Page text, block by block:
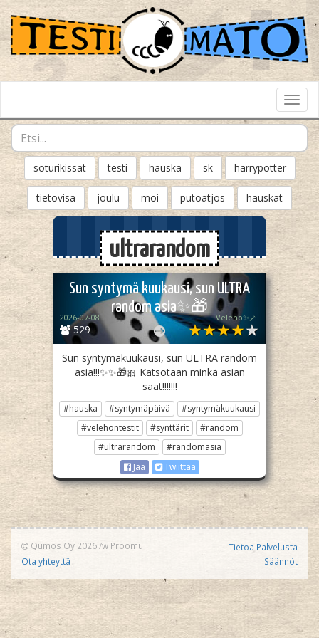
soturikissat testi hauska sk harrypotter
tietovisa joulu moi putoatjos hauskat
ultrarandom
Sun syntymä kuukausi, sun ULTRA
random asia✨🎁
529
2026-07-08 Veleho✨🪄
Sun syntymäkuukausi, sun ULTRA random
asia!!!✨✨🎁🎀 Katsotaan minkä asian
saat!!!!!!!
#hauska #syntymäpäivä
#syntymäkuukausi
#velehontestit
#synttärit
#random
#ultrarandom
#randomasia
Jaa
Twiittaa
Qumos Oy 2026/w Proomu
Ota yhteyttä
Tietoa Palvelusta
Säännöt